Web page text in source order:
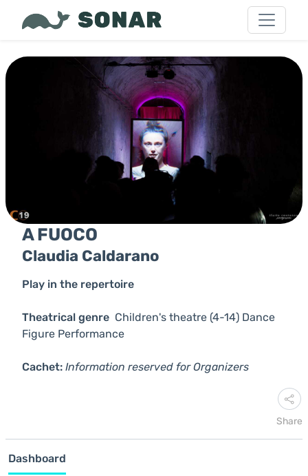
A FUOCO
Claudia Caldarano
Play in the repertoire
Theatrical genre Children's theatre (4-14) Dance
Figure Performance
Cachet: Information reserved for Organizers
Share
Dashboard